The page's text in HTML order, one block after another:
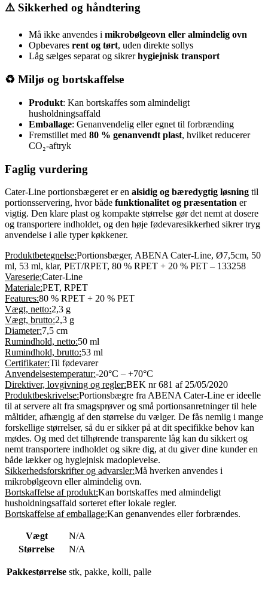
⚠️ Sikkerhed og håndtering
Må ikke anvendes i mikrobølgeovn eller almindelig ovn
Opbevares rent og tørt, uden direkte sollys
Låg sælges separat og sikrerhygiejnisk transport
♻️ Miljø og bortskaffelse
Produkt: Kan bortskaffes som almindeligt
husholdningsaffald
Emballage: Genanvendelig eller egnet til forbrænding
Fremstillet med 80 % genanvendt plast, hvilket reducerer
CO₂-aftryk
Faglig vurdering
Cater-Line portionsbægeret er en alsidig og bæredygtig løsning til
portionsservering, hvor både funktionalitet og præsentation er
vigtig. Den klare plast og kompakte størrelse gør det nemt at dosere
og transportere indholdet, og den høje fødevaresikkerhed sikrer tryg
anvendelse i alle typer køkkener.
Produktbetegnelse:Portionsbæger, ABENA Cater-Line, Ø7,5cm, 50
ml, 53 ml, klar, PET/RPET, 80 % RPET + 20 % PET – 133258
Vareserie:Cater-Line
Materiale:PET, RPET
Features:80 % RPET + 20 % PET
Vægt, netto:2,3 g
Vægt, brutto:2,3 g
Diameter:7,5 cm
Rumindhold, netto:50 ml
Rumindhold, brutto:53 ml
Certifikater:Til fødevarer
Anvendelsestemperatur:-20°C – +70°C
Direktiver, lovgivning og regler:BEK nr 681 af 25/05/2020
Produktbeskrivelse:Portionsbægre fra ABENA Cater-Line er ideelle
til at servere alt fra smagsprøver og små portionsanretninger til hele
måltider, afhængig af den størrelse du vælger. De fås nemlig i mange
forskellige størrelser, så du er sikker på at dit specifikke behov kan
mødes. Og med det tilhørende transparente låg kan du sikkert og
nemt transportere indholdet og sikre dig, at du giver dine kunder en
både lækker og hygiejnisk madoplevelse.
Sikkerhedsforskrifter og advarsler:Må hverken anvendes i
mikrobølgeovn eller almindelig ovn.
Bortskaffelse af produkt:Kan bortskaffes med almindeligt
husholdningsaffald sorteret efter lokale regler.
Bortskaffelse af emballage:Kan genanvendes eller forbrændes.
Vægt
N/A
Størrelse
N/A
Pakkestørrelse stk, pakke, kolli, palle